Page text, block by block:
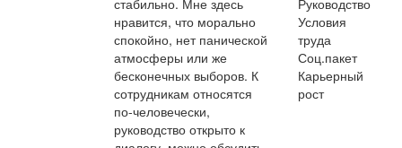
нравится, что морально
спокойно, нет панической
атмосферы или же
бесконечных выборов. К
сотрудникам относятся
по-человечески,
руководство открыто к
Условия
труда
Соц.пакет
Карьерный
рост